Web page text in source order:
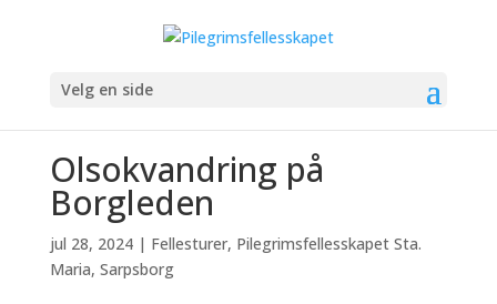
Velg en side
Olsokvandring på
Borgleden
jul 28, 2024| Fellesturer, Pilegrimsfellesskapet Sta.
Maria, Sarpsborg